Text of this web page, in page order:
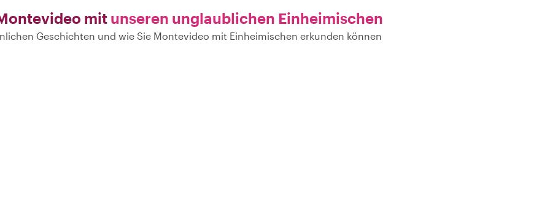
mit unseren unglaublichen Einheimischen
Geschichten und wie Sie Montevideo mit Einheimischen erkunden können